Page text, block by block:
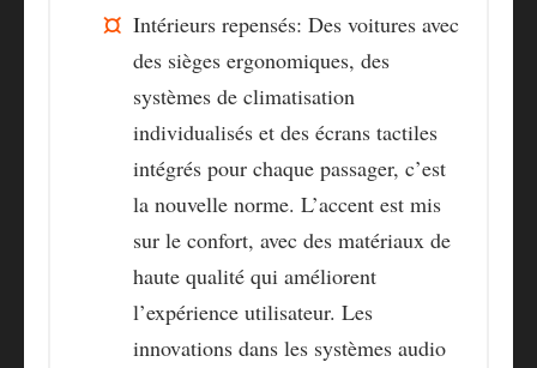
Intérieurs repensés: Des voitures avec
des sièges ergonomiques, des
systèmes de climatisation
individualisés et des écrans tactiles
intégrés pour chaque passager, c’est
la nouvelle norme. L’accent est mis
sur le confort, avec des matériaux de
haute qualité qui améliorent
l’expérience utilisateur. Les
innovations dans les systèmes audio